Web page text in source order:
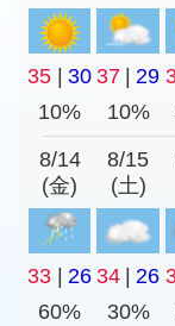
35 30 37 29
10%
10%
8/14
(金)
8/15
(土)
33 26 34 26
60%
30%